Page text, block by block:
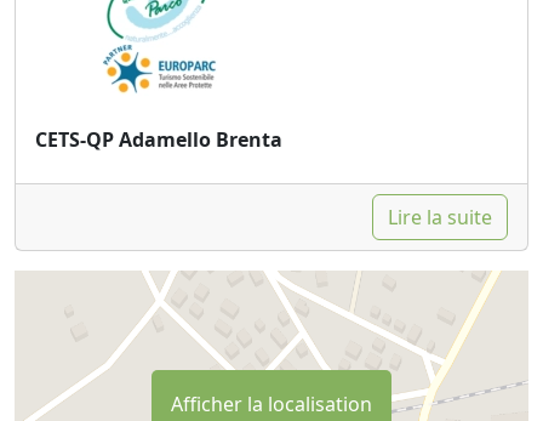
CETS-QP Adamello Brenta
Lire la suite
Afficher la localisation